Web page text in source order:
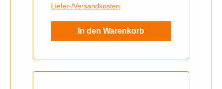
Liefer-/Versandkosten
In den Warenkorb